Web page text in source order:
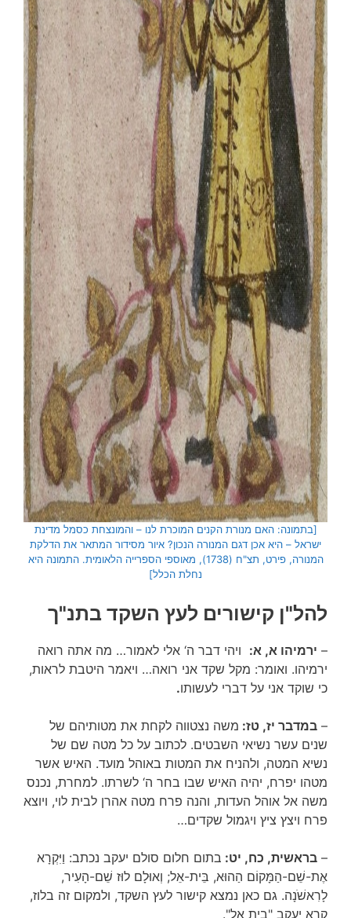
[בתמונה: האם מנורת הקנים המוכרת לנו – והמונצחת כסמל מדינת
ישראל – היא אכן דגם המנורה הנכון? איור מסידור המתאר את הדלקת
המנורה, פירט, תצ"ח (1738), מאוספי הספרייה הלאומית. התמונה היא
נחלת הכלל]
להל"ן קישורים לעץ השקד בתנ"ך
– ירמיהו א, א: ויהי דבר ה‘ אלי לאמור… מה אתה רואה
ירמיהו. ואומר: מקל שקד אני רואה… ויאמר היטבת לראות,
כי שוקד אני על דברי לעשותו.
– במדבר יז, טז: משה נצטווה לקחת את מטותיהם של
שנים עשר נשיאי השבטים. לכתוב על כל מטה שם של
נשיא המטה, ולהניח את המטות באוהל מועד. האיש אשר
מטהו יפרח, יהיה האיש שבו בחר ה‘ לשרתו. למחרת, נכנס
משה אל אוהל העדות, והנה פרח מטה אהרן לבית לוי, ויוצא
פרח ויצץ ציץ ויגמול שקדים…
– בראשית, כח, יט: בתום חלום סולם יעקב נכתב: וַיִּקְרָא
אֶת-שֵׁם-הַמָּקוֹם הַהוּא, בֵּית-אֵל; וְאוּלָם לוּז שֵׁם-הָעִיר,
לָרִאשֹׁנָה. גם כאן נמצא קישור לעץ השקד, ולמקום זה בלוז,
קרא יעקב "בית אל".